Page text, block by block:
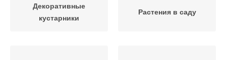
Декоративные
кустарники
Растения в саду